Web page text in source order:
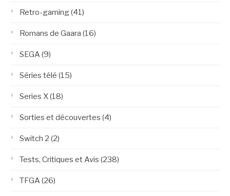
Retro-gaming(41)
Romans de Gaara (16)
SEGA(9)
Séries télé (15)
Series X(18)
Sorties et découvertes (4)
Switch 2 (2)
Tests, Critiques et Avis (238)
TFGA(26)